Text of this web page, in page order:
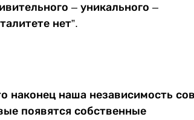
– уникального –
нет”.
наконец наша независимость
появятся собственные